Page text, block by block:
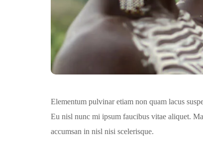
Elementum pulvinar etiam non quam lacus
Eu nisl nunc mi ipsum faucibus vitae aliquet.
accumsan in nisl nisi scelerisque.